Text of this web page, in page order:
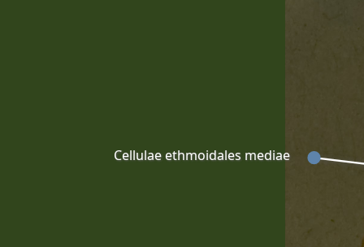
Cellulae ethmoidales mediae